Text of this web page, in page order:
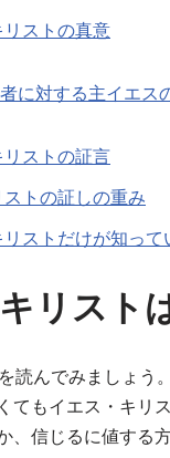
ストの真意
に対する主イエス
ストの証言
トの証しの重み
ストだけが知って
リスト
を読んでみましょう
てもイエス・キリ
、信じるに値する